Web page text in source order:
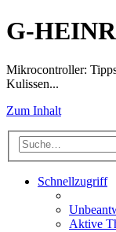
G-
Mikrocontroller:
Kulissen...
Zum Inhalt
Schnellzugriff
Aktive